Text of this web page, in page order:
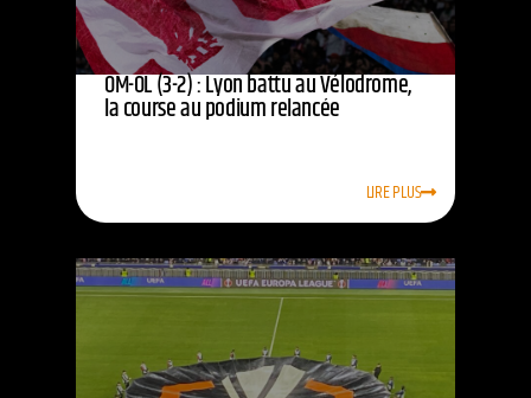
OM-OL (3-2) : Lyon battu au Vélodrome,
la course au podium relancée
LIRE PLUS